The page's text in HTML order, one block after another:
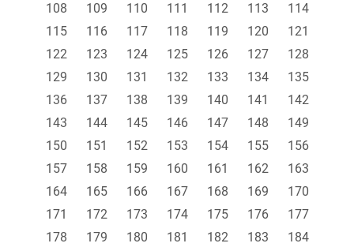
108
109 110 111 112 113
114
115
116 117 118 119 120
121
122
123 124 125 126 127
128
129
130 131 132 133 134
135
136
137 138 139 140 141
142
143
144 145 146 147 148
149
150
151 152 153 154 155
156
157
158 159 160 161 162
163
164
165 166 167 168 169
170
171
172 173 174 175 176
177
178
179 180 181 182 183
184